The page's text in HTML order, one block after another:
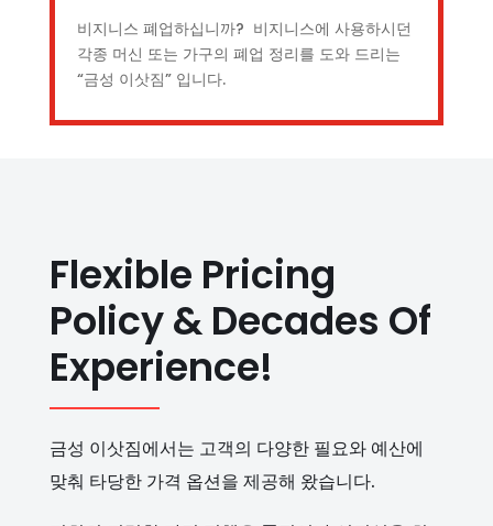
비지니스 폐업하십니까? 비지니스에 사용하시던
각종 머신 또는 가구의 폐업 정리를 도와 드리는
“금성 이삿짐” 입니다.
Flexible Pricing
Policy & Decades Of
Experience!
금성 이삿짐에서는 고객의 다양한 필요와 예산에
맞춰 타당한 가격 옵션을 제공해 왔습니다.